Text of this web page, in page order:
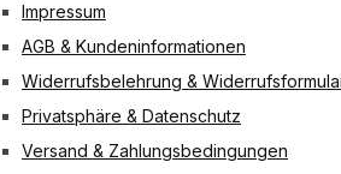
Impressum
AGB & Kundeninformationen
Widerrufsbelehrung &
Privatsphäre & Datenschutz
Versand & Zahlungsbedingungen